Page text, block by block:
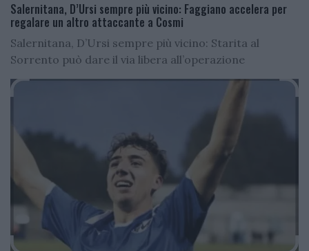
Salernitana, D’Ursi sempre più vicino: Faggiano accelera per
regalare un altro attaccante a Cosmi
Salernitana, D’Ursi sempre più vicino: Starita al
Sorrento può dare il via libera all’operazione